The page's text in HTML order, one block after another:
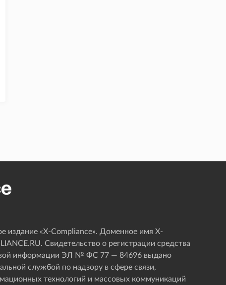
издание «Х-Compliance». Доменное имя X-
Свидетельство о регистрации средства
информации ЭЛ № ФС 77 — 84696 выдано
службой по надзору в сфере связи,
технологий и массовых коммуникаций